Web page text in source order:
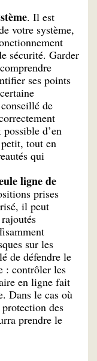
. Il est
votre système,
sécurité. Garder
ses points
de
d’en
tout en
qui
ligne de
prises
il peut
sur les
de défendre le
: contrôler les
en ligne fait
Dans le cas où
des
prendre le